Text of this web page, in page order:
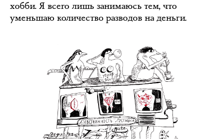
хобби. Я всего лишь занимаюсь тем, что
уменьшаю количество разводов на деньги.